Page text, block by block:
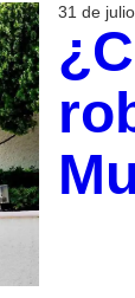
31 de